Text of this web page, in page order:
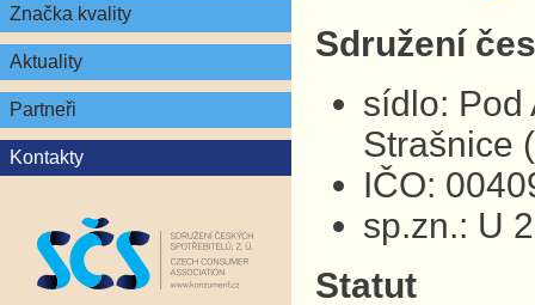
Značka kvality
Aktuality
Partneři
Kontakty
Sdružení
sídlo: Pod
Strašnice
IČO:
sp.zn.: U
Statut